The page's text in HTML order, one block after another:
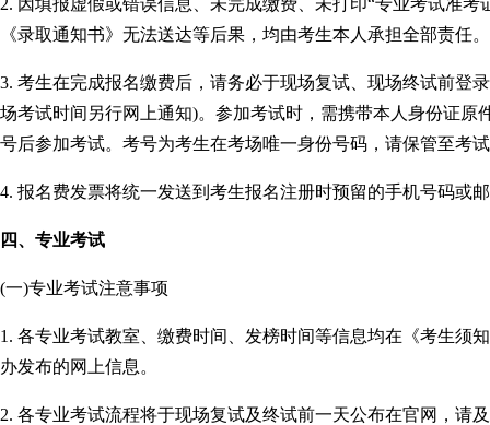
《录取通知书》无法送达等后果，均由考生本人承担全部责任。
3. 考生在完成报名缴费后，请务必于现场复试、现场终试前登
场考试时间另行网上通知)。参加考试时，需携带本人身份证原
号后参加考试。考号为考生在考场唯一身份号码，请保管至考
4. 报名费发票将统一发送到考生报名注册时预留的手机号码或
四、专业考试
(一)专业考试注意事项
1. 各专业考试教室、缴费时间、发榜时间等信息均在《考生须
办发布的网上信息。
2. 各专业考试流程将于现场复试及终试前一天公布在官网，请